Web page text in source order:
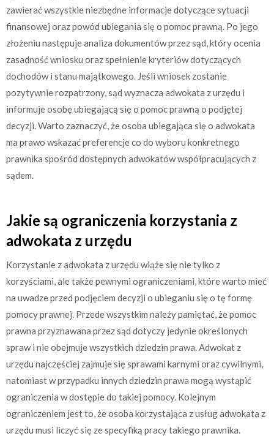
zawierać wszystkie niezbędne informacje dotyczące sytuacji
finansowej oraz powód ubiegania się o pomoc prawną. Po jego
złożeniu następuje analiza dokumentów przez sąd, który ocenia
zasadność wniosku oraz spełnienie kryteriów dotyczących
dochodów i stanu majątkowego. Jeśli wniosek zostanie
pozytywnie rozpatrzony, sąd wyznacza adwokata z urzędu i
informuje osobę ubiegającą się o pomoc prawną o podjętej
decyzji. Warto zaznaczyć, że osoba ubiegająca się o adwokata
ma prawo wskazać preferencje co do wyboru konkretnego
prawnika spośród dostępnych adwokatów współpracujących z
sądem.
Jakie są ograniczenia korzystania z
adwokata z urzędu
Korzystanie z adwokata z urzędu wiąże się nie tylko z
korzyściami, ale także pewnymi ograniczeniami, które warto mieć
na uwadze przed podjęciem decyzji o ubieganiu się o tę formę
pomocy prawnej. Przede wszystkim należy pamiętać, że pomoc
prawna przyznawana przez sąd dotyczy jedynie określonych
spraw i nie obejmuje wszystkich dziedzin prawa. Adwokat z
urzędu najczęściej zajmuje się sprawami karnymi oraz cywilnymi,
natomiast w przypadku innych dziedzin prawa mogą wystąpić
ograniczenia w dostępie do takiej pomocy. Kolejnym
ograniczeniem jest to, że osoba korzystająca z usług adwokata z
urzędu musi liczyć się ze specyfiką pracy takiego prawnika.